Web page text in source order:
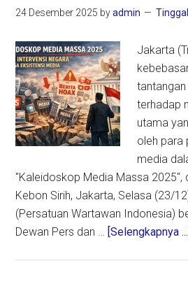
24 Desember 2025 byadmin
Jakarta
terhadap
utama
oleh para
media
"Kaleidoskop Media Massa 2025",
Kebon Sirih, Jakarta, Selasa (23/
(Persatuan Wartawan Indonesia)
Dewan Pers dan … [Selengkapnya